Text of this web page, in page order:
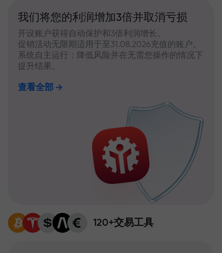
我们将您的利润增加3倍并取消亏损
开设账户获得自动保护和3倍利润增长。
促销活动无限期适用于至31.08.2026充值的账户。
系统自主运行：降低风险并在无需您操作的情况下
提升结果。
查看全部
120+交易工具